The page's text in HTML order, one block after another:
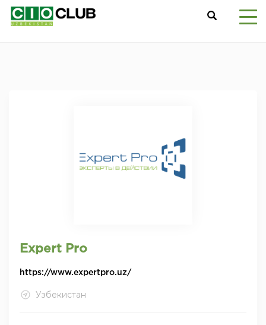
Expert Pro
https://www.expertpro.uz/
Узбекистан